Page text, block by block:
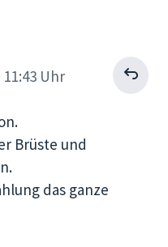
Uhr
Brüste und
das ganze
Antworten